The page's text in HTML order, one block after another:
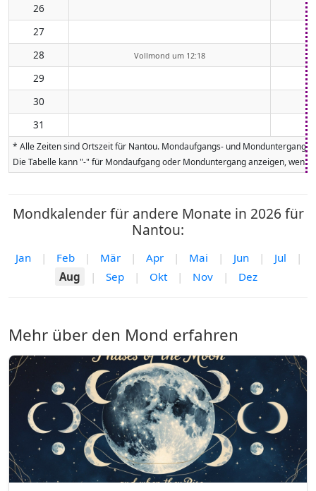
26
27
28
Vollmond um 12:18
29
30
31
* Alle Zeiten sind Ortszeit für Nantou. Mondaufgangs- und
Die Tabelle kann "-" für Mondaufgang oder Monduntergang anzeigen,
Mondkalender für andere Monate in 2026 für
Nantou:
Jan | Feb | Mär | Apr | Mai | Jun | Jul
|
Aug
| Sep | Okt | Nov | Dez
Mehr über den Mond erfahren